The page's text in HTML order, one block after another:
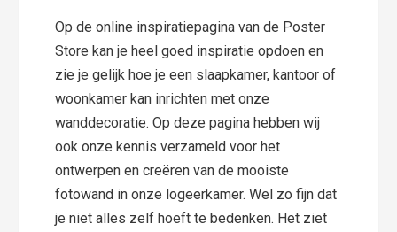
Op de online inspiratiepagina van de Poster
Store kan je heel goed inspiratie opdoen en
zie je gelijk hoe je een slaapkamer, kantoor of
woonkamer kan inrichten met onze
wanddecoratie. Op deze pagina hebben wij
ook onze kennis verzameld voor het
ontwerpen en creëren van de mooiste
fotowand in onze logeerkamer. Wel zo fijn dat
je niet alles zelf hoeft te bedenken. Het ziet